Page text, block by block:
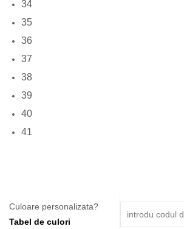
TABEL DE CULORI
CONTACT
34
35
36
37
38
39
40
41
Culoare personalizata?
Tabel de culori